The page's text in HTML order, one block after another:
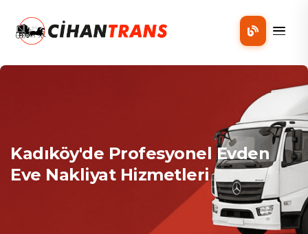
Mobil
Kadıköy'de Profesyonel Evden
Eve Nakliyat Hizmetleri